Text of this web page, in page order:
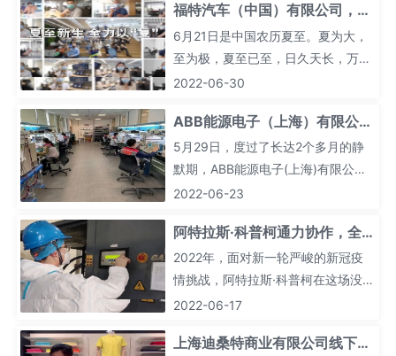
全力助力企业经营，积极参与社区防
疫，守“沪”健康，维“沪”发展，展现
了外企工会和员工的担当意识、职业
素养和奉献精神!
福特汽车（中国）有限公司，夏
至归来
6月21日是中国农历夏至。夏为大，
至为极，夏至已至，日久天长，万物
都在蓬勃生长。
2022-06-30
ABB能源电子（上海）有限公司
踔厉奋进再出发
5月29日，度过了长达2个多月的静
默期，ABB能源电子(上海)有限公司
员工再次回到工位上，听到熟悉的设
动，所有人都难掩内心的激动。
2022-06-23
阿特拉斯·科普柯通力协作，全
力保供
2022年，面对新一轮严峻的新冠疫
情挑战，阿特拉斯·科普柯在这场没有
硝烟的“防疫保供”战场上，坚守对客
的供应。
2022-06-17
上海迪桑特商业有限公司线下商